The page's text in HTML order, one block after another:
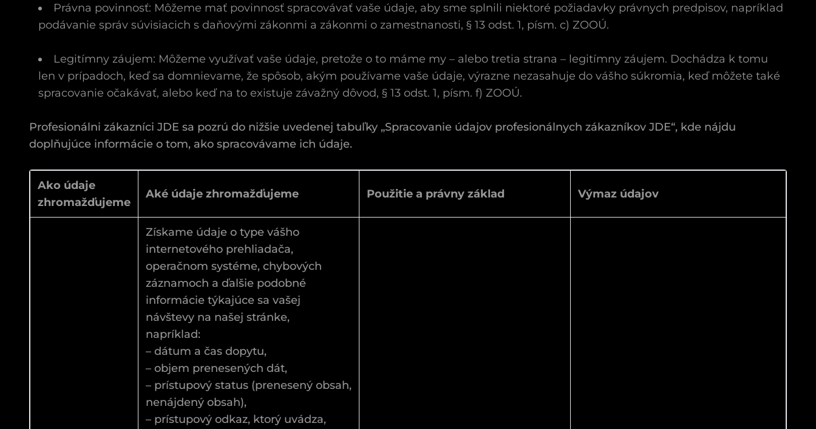
Právna povinnosť: Môžeme mať povinnosť spracovávať vaše údaje, aby sme splnili niektoré požiadavky právnych predpisov, napríklad
podávanie správ súvisiacich s daňovými zákonmi a zákonmi o zamestnanosti, § 13 odst. 1, písm. c) ZOOÚ.
Legitímny záujem: Môžeme využívať vaše údaje, pretože o to máme my – alebo tretia strana – legitímny záujem. Dochádza k tomu
len v prípadoch, keď sa domnievame, že spôsob, akým používame vaše údaje, výrazne nezasahuje do vášho súkromia, keď môžete také
spracovanie očakávať, alebo keď na to existuje závažný dôvod, § 13 odst. 1, písm. f) ZOOÚ.
Profesionálni zákazníci JDE sa pozrú do nižšie uvedenej tabuľky „Spracovanie údajov profesionálnych zákazníkov JDE“, kde nájdu
doplňujúce informácie o tom, ako spracovávame ich údaje.
Ako údaje
zhromažďujeme
Aké údaje zhromažďujeme Použitie a právny základ Výmaz údajov
Získame údaje o type vášho
internetového prehliadača,
operačnom systéme, chybových
záznamoch a ďalšie podobné
informácie týkajúce sa vašej
návštevy na našej stránke,
napríklad:
– dátum a čas dopytu,
– objem prenesených dát,
– prístupový status (prenesený obsah,
nenájdený obsah),
– prístupový odkaz, ktorý uvádza,